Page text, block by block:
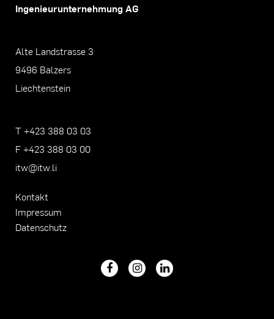
Ingenieurunternehmung AG
Alte Landstrasse 3
9496 Balzers
Liechtenstein
T +423 388 03 03
F +423 388 03 00
itw@itw.li
Kontakt
Impressum
Datenschutz